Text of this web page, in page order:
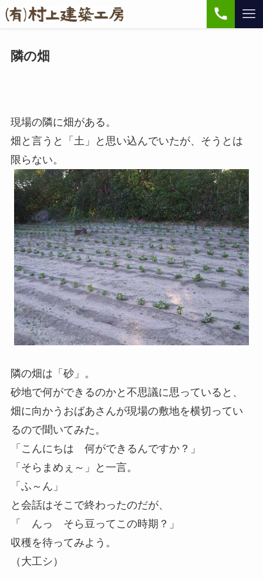
隣の畑
現場の隣に畑がある。
畑と言うと「土」と思い込んでいたが、そうとは
限らない。
隣の畑は「砂」。
砂地で何ができるのかと不思議に思っていると、
畑に向かうおばあさんが現場の敷地を横切ってい
るので聞いてみた。
「こんにちは 何ができるんですか？」
「そらまめぇ～」と一言。
「ふ～ん」
と会話はそこで終わったのだが、
「 んっ そら豆ってこの時期？」
収穫を待ってみよう。
（大工シ）